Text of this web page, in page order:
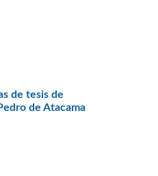
de tesis de
de Atacama